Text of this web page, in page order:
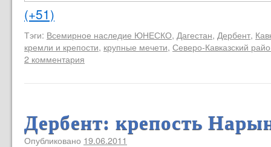
(+51)
Тэги: Всемирное наследие ЮНЕСКО, Дагестан, Дербент,
кремли и крепости, крупные мечети, Северо-Кавказский
2 комментария
Дербент: крепость
Опубликовано 19.06.2011